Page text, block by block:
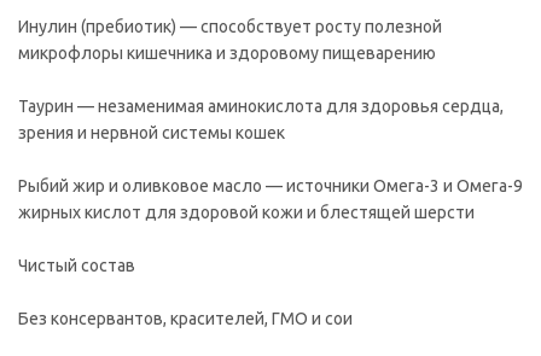
Инулин (пребиотик) — способствует росту полезной
микрофлоры кишечника и здоровому пищеварению
Таурин — незаменимая аминокислота для здоровья сердца,
зрения и нервной системы кошек
Рыбий жир и оливковое масло — источники Омега-3 и Омега-9
жирных кислот для здоровой кожи и блестящей шерсти
Чистый состав
Без консервантов, красителей, ГМО и сои